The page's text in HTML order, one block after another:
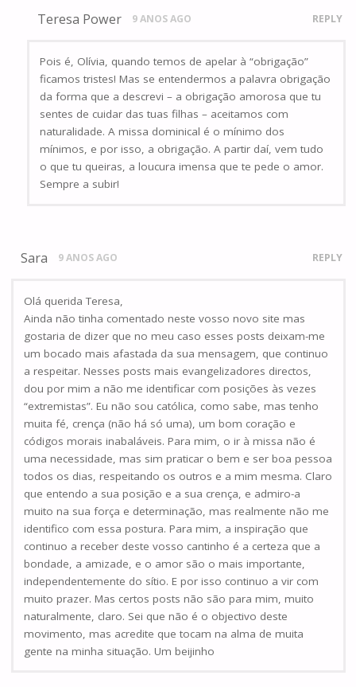
Teresa Power 9 ANOS AGO REPLY
Pois é, Olívia, quando temos de apelar à “obrigação”
ficamos tristes! Mas se entendermos a palavra obrigação
da forma que a descrevi – a obrigação amorosa que tu
sentes de cuidar das tuas filhas – aceitamos com
naturalidade. A missa dominical é o mínimo dos
mínimos, e por isso, a obrigação. A partir daí, vem tudo
o que tu queiras, a loucura imensa que te pede o amor.
Sempre a subir!
Sara 9 ANOS AGO REPLY
Olá querida Teresa,
Ainda não tinha comentado neste vosso novo site mas
gostaria de dizer que no meu caso esses posts deixam-me
um bocado mais afastada da sua mensagem, que continuo
a respeitar. Nesses posts mais evangelizadores directos,
dou por mim a não me identificar com posições às vezes
“extremistas”. Eu não sou católica, como sabe, mas tenho
muita fé, crença (não há só uma), um bom coração e
códigos morais inabaláveis. Para mim, o ir à missa não é
uma necessidade, mas sim praticar o bem e ser boa pessoa
todos os dias, respeitando os outros e a mim mesma. Claro
que entendo a sua posição e a sua crença, e admiro-a
muito na sua força e determinação, mas realmente não me
identifico com essa postura. Para mim, a inspiração que
continuo a receber deste vosso cantinho é a certeza que a
bondade, a amizade, e o amor são o mais importante,
independentemente do sítio. E por isso continuo a vir com
muito prazer. Mas certos posts não são para mim, muito
naturalmente, claro. Sei que não é o objectivo deste
movimento, mas acredite que tocam na alma de muita
gente na minha situação. Um beijinho